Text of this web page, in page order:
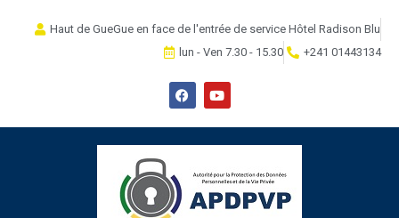
Haut de GueGue en face de l'entrée de service Hôtel Radison Blu
lun - Ven 7.30 - 15.30
+241 01443134